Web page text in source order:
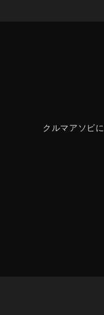
クルマアソビ